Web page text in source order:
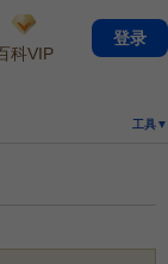
工具▼
科VIP
登录